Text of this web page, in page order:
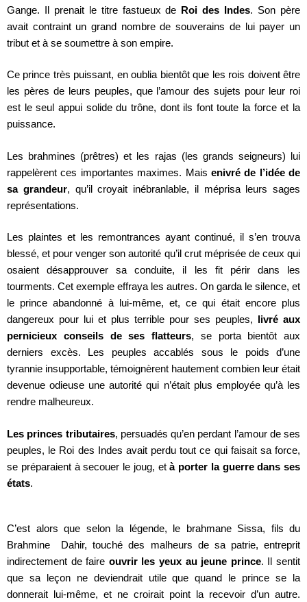
Gange. Il prenait le titre fastueux de Roi des Indes. Son père
avait contraint un grand nombre de souverains de lui payer un
tribut et à se soumettre à son empire.
Ce prince très puissant, en oublia bientôt que les rois doivent être
les pères de leurs peuples, que l’amour des sujets pour leur roi
est le seul appui solide du trône, dont ils font toute la force et la
puissance.
Les brahmines (prêtres) et les rajas (les grands seigneurs) lui
rappelèrent ces importantes maximes. Mais enivré de l’idée de
sa grandeur, qu’il croyait inébranlable, il méprisa leurs sages
représentations.
Les plaintes et les remontrances ayant continué, il s’en trouva
blessé, et pour venger son autorité qu’il crut méprisée de ceux qui
osaient désapprouver sa conduite, il les fit périr dans les
tourments. Cet exemple effraya les autres. On garda le silence, et
le prince abandonné à lui-même, et, ce qui était encore plus
dangereux pour lui et plus terrible pour ses peuples, livré aux
pernicieux conseils de ses flatteurs, se porta bientôt aux
derniers excès. Les peuples accablés sous le poids d’une
tyrannie insupportable, témoignèrent hautement combien leur était
devenue odieuse une autorité qui n’était plus employée qu’à les
rendre malheureux.
Les princes tributaires, persuadés qu’en perdant l’amour de ses
peuples, le Roi des Indes avait perdu tout ce qui faisait sa force,
se préparaient à secouer le joug, età porter la guerre dans ses
états.
C’est alors que selon la légende, le brahmane Sissa, fils du
Brahmine Dahir, touché des malheurs de sa patrie, entreprit
indirectement de faire ouvrir les yeux au jeune prince. Il sentit
que sa leçon ne deviendrait utile que quand le prince se la
donnerait lui-même, et ne croirait point la recevoir d’un autre.